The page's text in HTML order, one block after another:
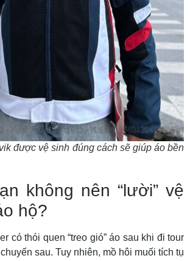
được vệ sinh đúng cách sẽ giúp áo bền
không nên “lười” vệ
hộ?
có thói quen “treo gió” áo sau khi đi tour
sau. Tuy nhiên, mồ hôi muối tích tụ